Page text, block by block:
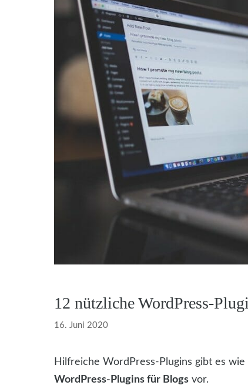
12 nützliche WordPress-
16. Juni 2020
Hilfreiche WordPress-Plugins gibt es
WordPress-Plugins für Blogs vor.